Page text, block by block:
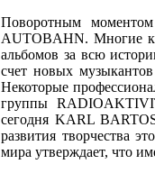
Поворотным
AUTOBAHN. Многие
альбомов за всю
счет новых
Некоторые
группы
сегодня KARL
развития творчества
мира утверждает, что